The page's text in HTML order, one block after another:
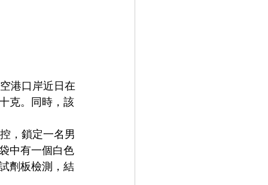
克。同時，該
中有一個白色
劑板檢測，結